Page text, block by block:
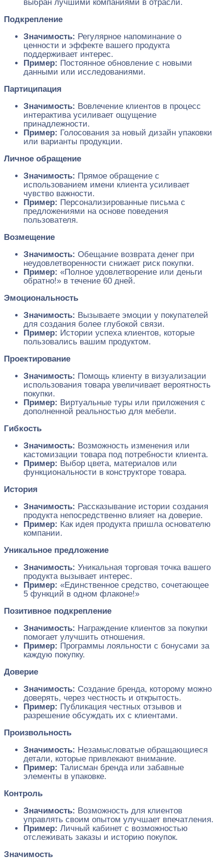
выбран лучшими компаниями в отрасли.
Подкрепление
Значимость: Регулярное напоминание о
ценности и эффекте вашего продукта
поддерживает интерес.
Пример: Постоянное обновление с новыми
данными или исследованиями.
Партиципация
Значимость: Вовлечение клиентов в процесс
интерактива усиливает ощущение
принадлежности.
Пример: Голосования за новый дизайн упаковки
или варианты продукции.
Личное обращение
Значимость: Прямое обращение с
использованием имени клиента усиливает
чувство важности.
Пример: Персонализированные письма с
предложениями на основе поведения
пользователя.
Возмещение
Значимость: Обещание возврата денег при
неудовлетворенности снижает риск покупки.
Пример: «Полное удовлетворение или деньги
обратно!» в течение 60 дней.
Эмоциональность
Значимость: Вызываете эмоции у покупателей
для создания более глубокой связи.
Пример: Истории успеха клиентов, которые
пользовались вашим продуктом.
Проектирование
Значимость: Помощь клиенту в визуализации
использования товара увеличивает вероятность
покупки.
Пример: Виртуальные туры или приложения с
дополненной реальностью для мебели.
Гибкость
Значимость: Возможность изменения или
кастомизации товара под потребности клиента.
Пример: Выбор цвета, материалов или
функциональности в конструкторе товара.
История
Значимость: Рассказывание истории создания
продукта непосредственно влияет на доверие.
Пример: Как идея продукта пришла основателю
компании.
Уникальное предложение
Значимость: Уникальная торговая точка вашего
продукта вызывает интерес.
Пример: «Единственное средство, сочетающее
5 функций в одном флаконе!»
Позитивное подкрепление
Значимость: Награждение клиентов за покупки
помогает улучшить отношения.
Пример: Программы лояльности с бонусами за
каждую покупку.
Доверие
Значимость: Создание бренда, которому можно
доверять, через честность и открытость.
Пример: Публикация честных отзывов и
разрешение обсуждать их с клиентами.
Произвольность
Значимость: Незамысловатые обращающиеся
детали, которые привлекают внимание.
Пример: Талисман бренда или забавные
элементы в упаковке.
Контроль
Значимость: Возможность для клиентов
управлять своим опытом улучшает впечатления.
Пример: Личный кабинет с возможностью
отслеживать заказы и историю покупок.
Значимость